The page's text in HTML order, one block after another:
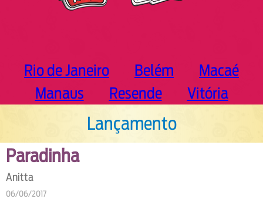
Rio de Janeiro Belém
Macaé
Manaus
Resende Vitória
Lançamento
Paradinha
Anitta
06/06/2017